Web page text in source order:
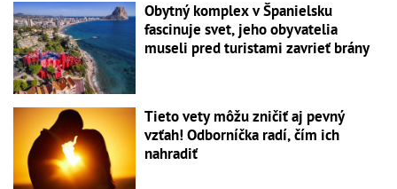
Obytný komplex v Španielsku
fascinuje svet, jeho obyvatelia
museli pred turistami zavrieť brány
Tieto vety môžu zničiť aj pevný
vzťah! Odborníčka radí, čím ich
nahradiť